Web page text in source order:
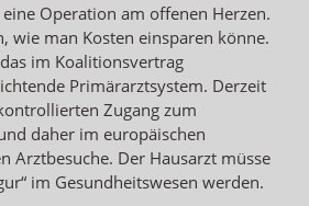
Operation am offenen Herzen.
wie man Kosten einsparen könne.
im Koalitionsvertrag
Primärarztsystem. Derzeit
Zugang zum
daher im europäischen
Arztbesuche. Der Hausarzt müsse
im Gesundheitswesen werden.